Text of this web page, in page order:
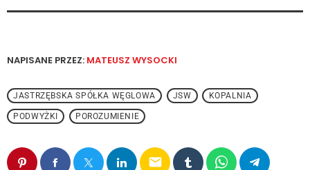
NAPISANE PRZEZ: MATEUSZ WYSOCKI
JASTRZĘBSKA SPÓŁKA WĘGLOWA JSW KOPALNIA
PODWYŻKI POROZUMIENIE
email